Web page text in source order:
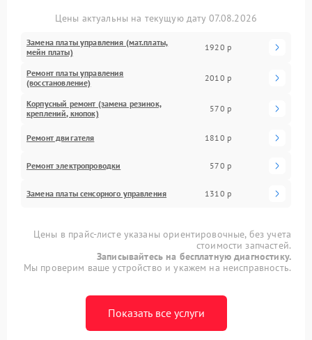
Цены актуальны на текущую дату 07.08.2026
Замена платы управления (мат.платы,
мейн платы)
1920 р
Ремонт платы управления
(восстановление)
2010 р
Корпусный ремонт (замена резинок,
креплений, кнопок)
570 р
Ремонт двигателя 1810 р
Ремонт электропроводки 570 р
Замена платы сенсорного управления 1310 р
Цены в прайс-листе указаны ориентировочные, без учета
стоимости запчастей.
Записывайтесь на бесплатную диагностику.
Мы проверим ваше устройство и укажем на неисправность.
Показать все услуги